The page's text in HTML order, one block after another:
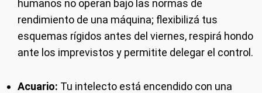
humanos no operan bajo las normas de
rendimiento de una máquina; flexibilizá tus
esquemas rígidos antes del viernes, respirá hondo
ante los imprevistos y permitite delegar el control.
Acuario: Tu intelecto está encendido con una